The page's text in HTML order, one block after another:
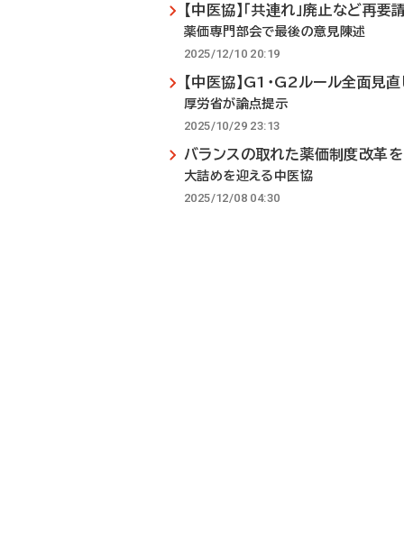
【中医協】「共連れ」廃止など再要
薬価専門部会で最後の意見陳述
2025/12/10 20:19
【中医協】G1・G2ルール全面見
厚労省が論点提示
2025/10/29 23:13
バランスの取れた薬価制度改革を
大詰めを迎える中医協
2025/12/08 04:30